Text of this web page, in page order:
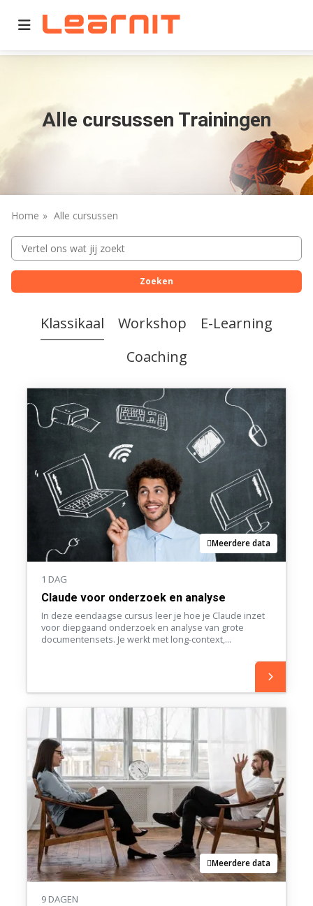
Home Alle cursussen
Alle cursussen Trainingen
Home Alle cursussen
Zoeken
Klassikaal Workshop
E-Learning
Coaching
Meerdere data
1 DAG
Claude voor onderzoek en analyse
In deze eendaagse cursus leer je hoe je Claude inzet
voor diepgaand onderzoek en analyse van grote
documentensets. Je werkt met long-context,
redeneren over conflicterende bronnen — toegepast
Meerdere data
9 DAGEN